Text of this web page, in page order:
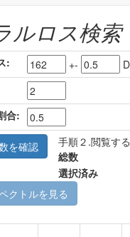
ルロス検索
: +-
合:
を確認
手順２.閲覧す
総数
選択済み
クトルを見る